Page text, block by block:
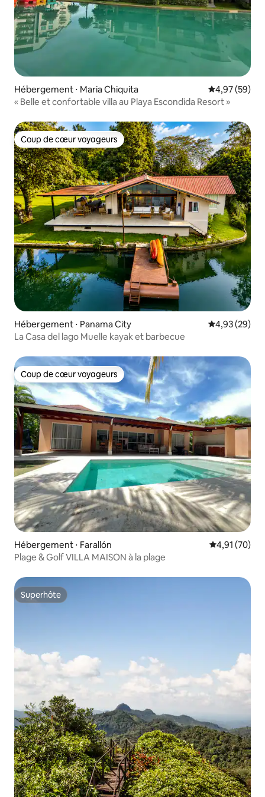
Hébergement ⋅ Maria Chiquita Évaluation
4,97 (59)
« Belle et confortable villa au Playa Escondida Resort »
Coup de cœur voyageurs
Coup de cœur voyageurs
Hébergement ⋅ Panama City Évaluation
4,93 (29)
La Casa del lago Muelle kayak et barbecue
Coup de cœur voyageurs
Coup de cœur voyageurs
Hébergement ⋅ Farallón Évaluation
4,91 (70)
Plage & Golf VILLA MAISON à la plage
Superhôte
Superhôte